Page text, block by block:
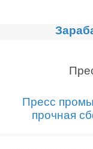
Пресс
прочная